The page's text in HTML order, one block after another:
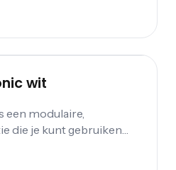
wit
een modulaire,
die je kunt gebruiken
Deze lijn is UV- en